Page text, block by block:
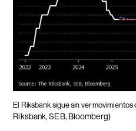
El Riksbank sigue sin ver
Riksbank, SEB, Bloomberg)